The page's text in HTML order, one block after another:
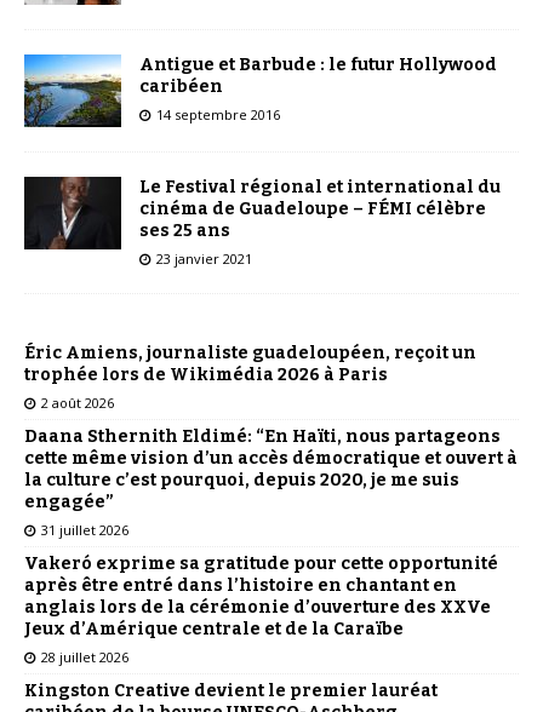
Antigue et Barbude : le futur Hollywood
caribéen
14 septembre 2016
Le Festival régional et international du
cinéma de Guadeloupe – FÉMI célèbre
ses 25 ans
23 janvier 2021
Éric Amiens, journaliste guadeloupéen, reçoit un
trophée lors de Wikimédia 2026 à Paris
2 août 2026
Daana Sthernith Eldimé: “En Haïti, nous partageons
cette même vision d’un accès démocratique et ouvert à
la culture c’est pourquoi, depuis 2020, je me suis
engagée”
31 juillet 2026
Vakeró exprime sa gratitude pour cette opportunité
après être entré dans l’histoire en chantant en
anglais lors de la cérémonie d’ouverture des XXVe
Jeux d’Amérique centrale et de la Caraïbe
28 juillet 2026
Kingston Creative devient le premier lauréat